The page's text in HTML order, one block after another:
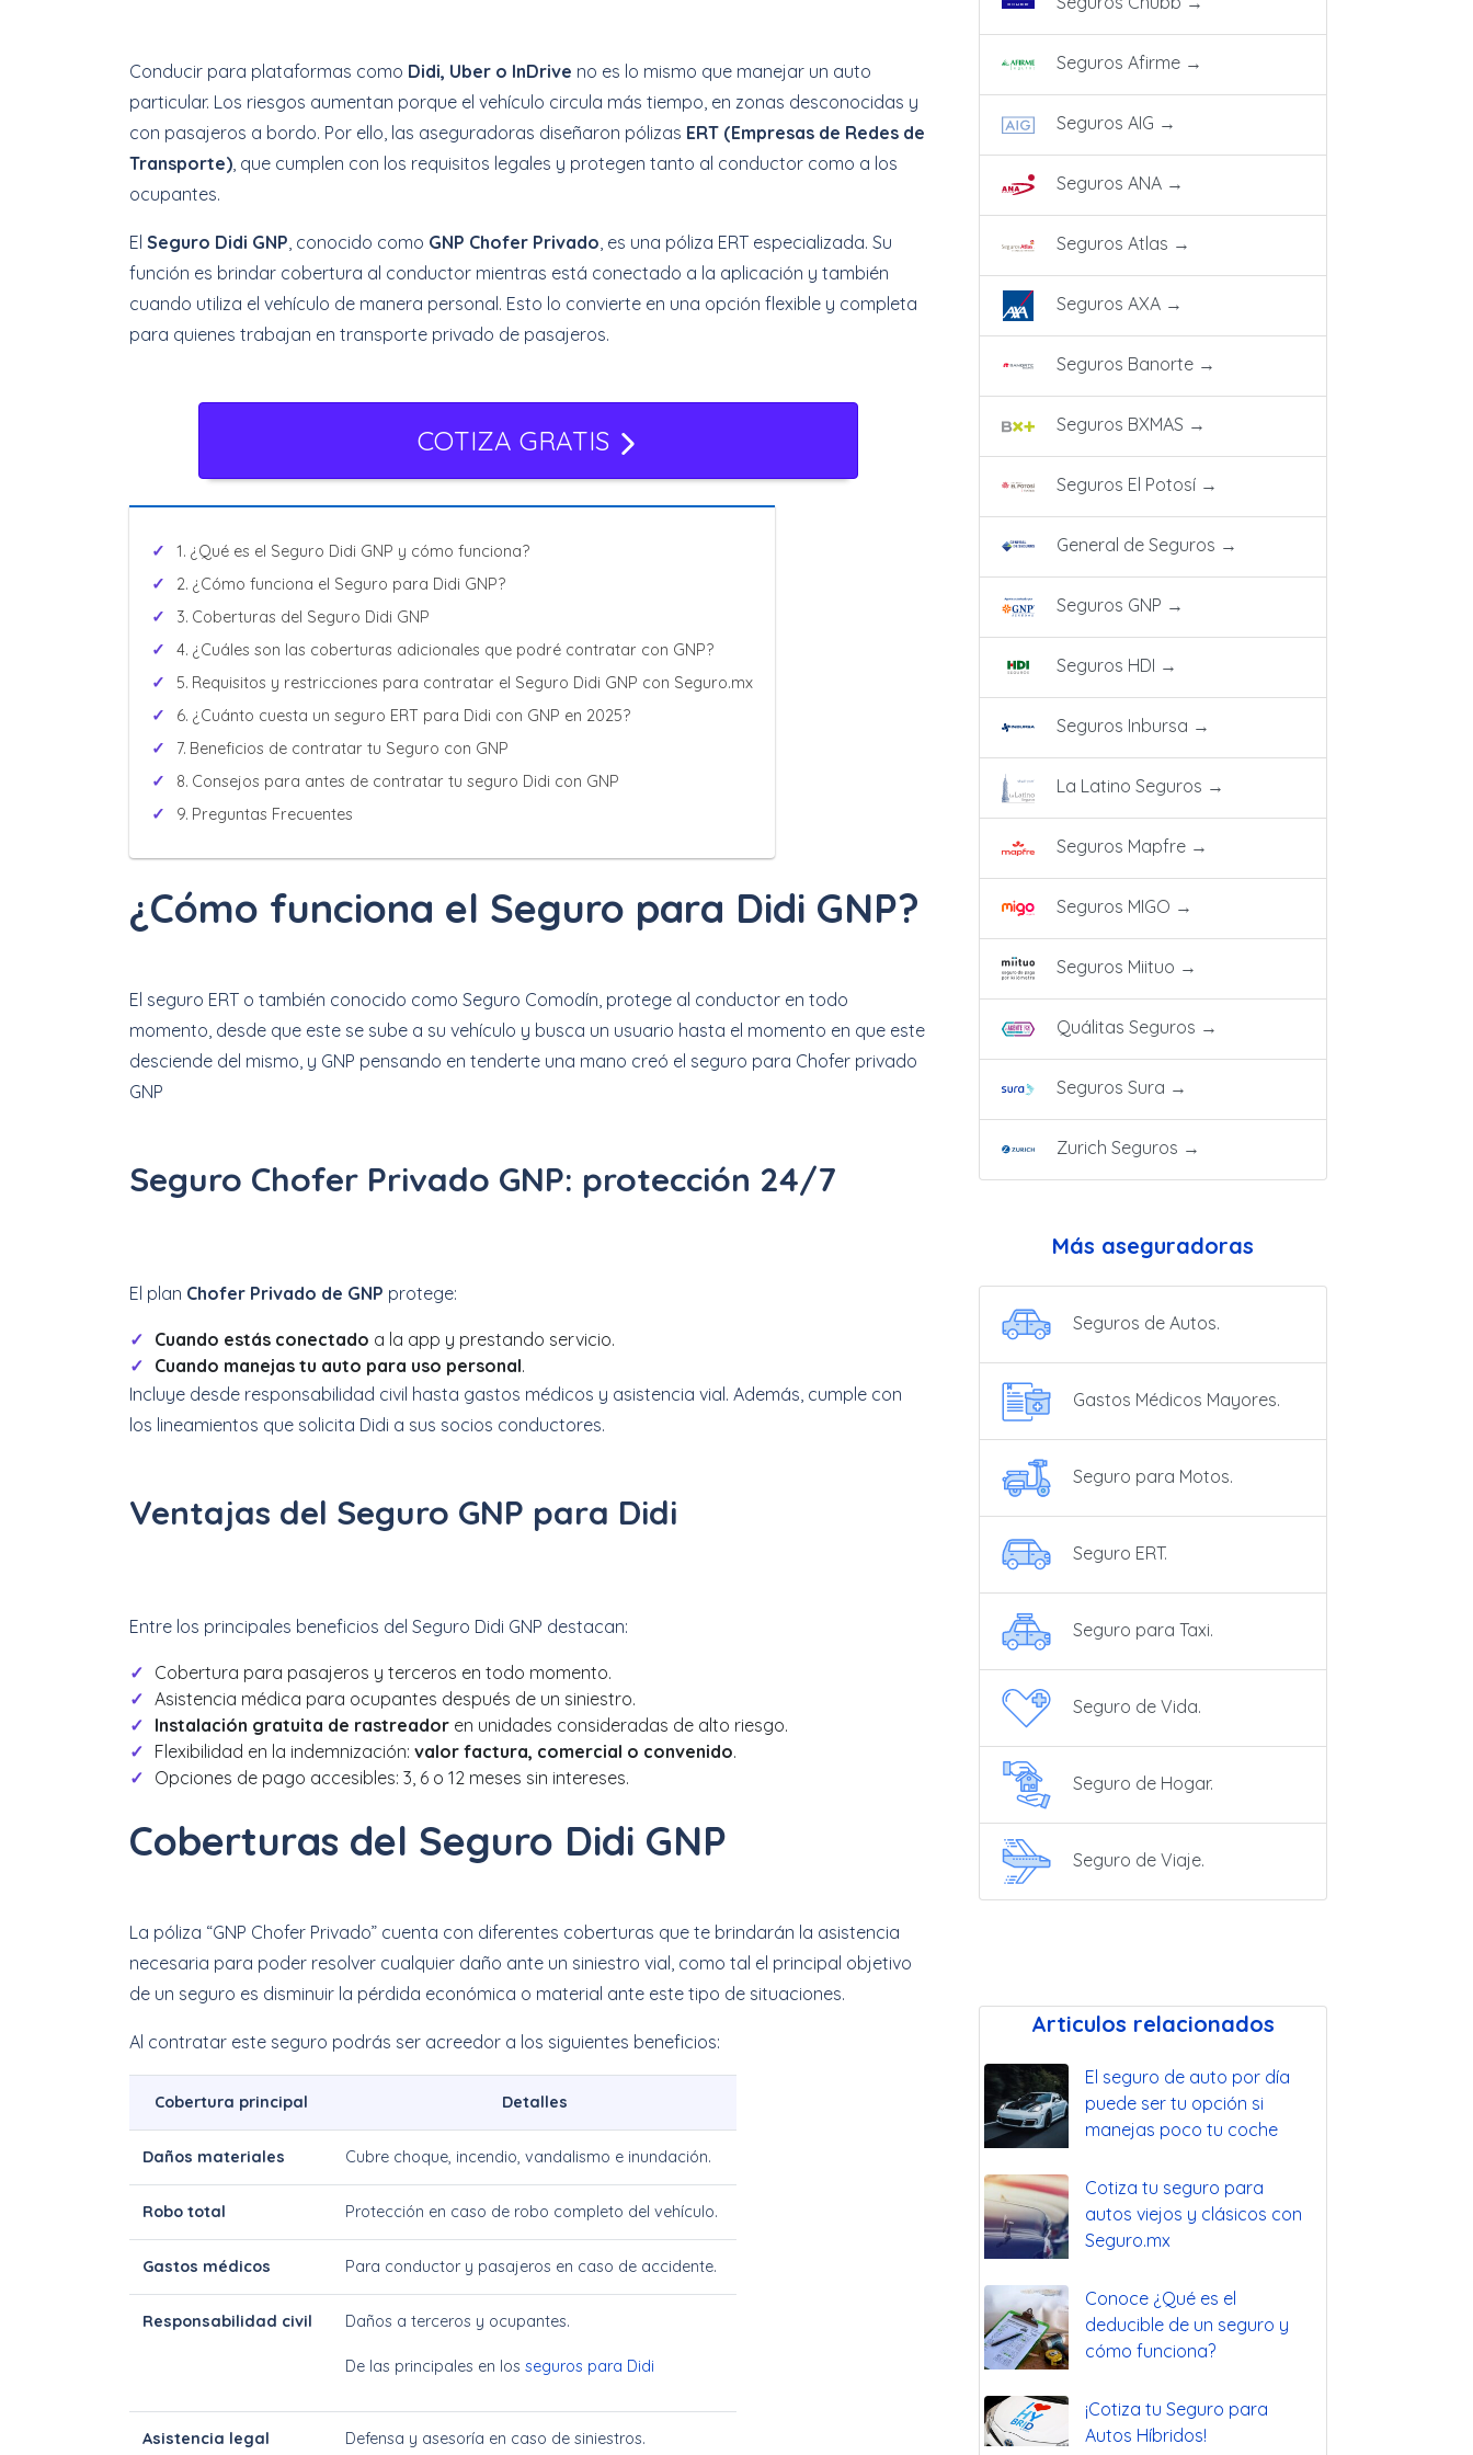
Conducir para plataformas como Didi, Uber o InDrive no es lo mismo que manejar un auto
particular. Los riesgos aumentan porque el vehículo circula más tiempo, en zonas desconocidas y
con pasajeros a bordo. Por ello, las aseguradoras diseñaron pólizas ERT (Empresas de Redes de
Transporte) , que cumplen con los requisitos legales y protegen tanto al conductor como a los
ocupantes.
El Seguro Didi GNP , conocido como GNP Chofer Privado , es una póliza ERT especializada. Su
función es brindar cobertura al conductor mientras está conectado a la aplicación y también
cuando utiliza el vehículo de manera personal. Esto lo convierte en una opción flexible y completa
para quienes trabajan en transporte privado de pasajeros.
COTIZA GRATIS
¿Qué es el Seguro Didi GNP y cómo funciona?
¿Cómo funciona el Seguro para Didi GNP?
Coberturas del Seguro Didi GNP
¿Cuáles son las coberturas adicionales que podré contratar con GNP?
Requisitos y restricciones para contratar el Seguro Didi GNP con Seguro.mx
¿Cuánto cuesta un seguro ERT para Didi con GNP en 2025?
Beneficios de contratar tu Seguro con GNP
Consejos para antes de contratar tu seguro Didi con GNP
Preguntas Frecuentes
¿Cómo funciona el Seguro para Didi GNP?
El seguro ERT o también conocido como Seguro Comodín, protege al conductor en todo
momento, desde que este se sube a su vehículo y busca un usuario hasta el momento en que este
desciende del mismo, y GNP pensando en tenderte una mano creó el seguro para Chofer privado
GNP
Seguro Chofer Privado GNP: protección 24/7
El plan Chofer Privado de GNP protege:
Cuando estás conectado a la app y prestando servicio.
Cuando manejas tu auto para uso personal.
Incluye desde responsabilidad civil hasta gastos médicos y asistencia vial. Además, cumple con
los lineamientos que solicita Didi a sus socios conductores.
Ventajas del Seguro GNP para Didi
Entre los principales beneficios del Seguro Didi GNP destacan:
Cobertura para pasajeros y terceros en todo momento.
Asistencia médica para ocupantes después de un siniestro.
Instalación gratuita de rastreador en unidades consideradas de alto riesgo.
Flexibilidad en la indemnización: valor factura, comercial o convenido.
Opciones de pago accesibles: 3, 6 o 12 meses sin intereses.
Coberturas del Seguro Didi GNP
La póliza “GNP Chofer Privado” cuenta con diferentes coberturas que te brindarán la asistencia
necesaria para poder resolver cualquier daño ante un siniestro vial, como tal el principal objetivo
de un seguro es disminuir la pérdida económica o material ante este tipo de situaciones.
Al contratar este seguro podrás ser acreedor a los siguientes beneficios:
Cobertura principal Detalles
Daños materiales Cubre choque, incendio, vandalismo e inundación.
Robo total Protección en caso de robo completo del vehículo.
Gastos médicos Para conductor y pasajeros en caso de accidente.
Responsabilidad civil Daños a terceros y ocupantes.
De las principales en los seguros para Didi
Asistencia legal Defensa y asesoría en caso de siniestros.
Seguros Afirme →
Seguros AIG →
Seguros ANA →
Seguros Atlas →
Seguros AXA →
Seguros Banorte →
Seguros BXMAS →
Seguros El Potosí →
General de Seguros →
Seguros GNP →
Seguros HDI →
Seguros Inbursa →
La Latino Seguros →
Seguros Mapfre →
Seguros MIGO →
Seguros Miituo →
Quálitas Seguros →
Seguros Sura →
Zurich Seguros →
Más aseguradoras
Seguros de Autos.
Gastos Médicos Mayores.
Seguro para Motos.
Seguro ERT.
Seguro para Taxi.
Seguro de Vida.
Seguro de Hogar.
Seguro de Viaje.
Articulos relacionados
El seguro de auto por día
puede ser tu opción si
manejas poco tu coche
Cotiza tu seguro para
autos viejos y clásicos con
Seguro.mx
Conoce ¿Qué es el
deducible de un seguro y
cómo funciona?
¡Cotiza tu Seguro para
Autos Híbridos!